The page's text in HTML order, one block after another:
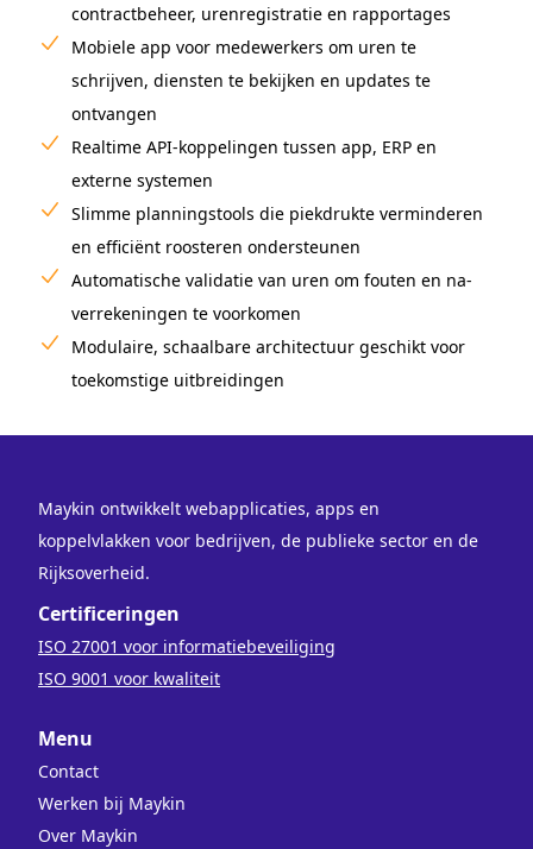
contractbeheer, urenregistratie en rapportages
Mobiele app voor medewerkers om uren te
schrijven, diensten te bekijken en updates te
ontvangen
Realtime API-koppelingen tussen app, ERP en
externe systemen
Slimme planningstools die piekdrukte verminderen
en efficiënt roosteren ondersteunen
Automatische validatie van uren om fouten en na-
verrekeningen te voorkomen
Modulaire, schaalbare architectuur geschikt voor
toekomstige uitbreidingen
Maykin ontwikkelt webapplicaties, apps en
koppelvlakken voor bedrijven, de publieke sector en de
Rijksoverheid.
Certificeringen
ISO 27001 voor informatiebeveiliging
ISO 9001 voor kwaliteit
Menu
Contact
Werken bij Maykin
Over Maykin